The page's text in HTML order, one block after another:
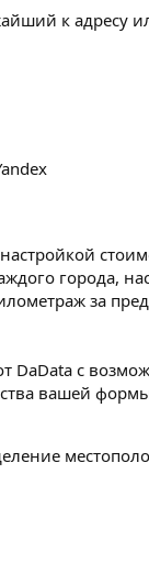
к адресу
города,
за
DaData с
вашей